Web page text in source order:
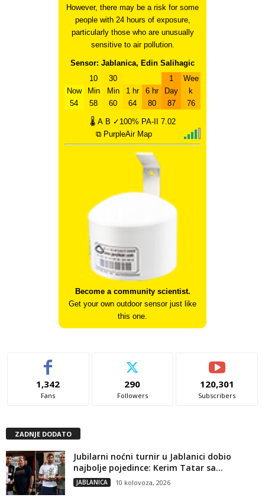
However, there may be a risk for some
people with 24 hours of exposure,
particularly those who are unusually
sensitive to air pollution.
Sensor: Jablanica, Edin Salihagic
Now
54
10
Min
58
30
Min
60
1 hr
64
6 hr
80
1
Day
87
Wee
k
76
🌡 A B ✓100% PA-II 7.02
⧉ PurpleAir Map
Become a community scientist.
Get your own outdoor sensor just like
this one.
1,342
Fans
290
Followers
120,301
Subscribers
ZADNJE DODATO
Jubilarni noćni turnir u Jablanici dobio
najbolje pojedince: Kerim Tatar sa...
JABLANICA 10 kolovoza, 2026